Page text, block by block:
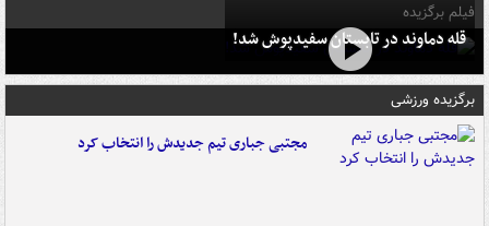
فیلم برگزیده
قله دماوند در تابستان سفیدپوش شد!
برگزیده ورزشی
مجتبی جباری تیم جدیدش را انتخاب کرد